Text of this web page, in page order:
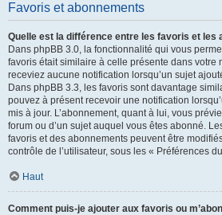
Favoris et abonnements
Quelle est la différence entre les favoris et les
Dans phpBB 3.0, la fonctionnalité qui vous
favoris était similaire à celle présente dans votre
receviez aucune notification lorsqu’un sujet
Dans phpBB 3.3, les favoris sont davantage
pouvez à présent recevoir une notification
mis à jour. L’abonnement, quant à lui, vous
forum ou d’un sujet auquel vous êtes abonné.
favoris et des abonnements peuvent être
contrôle de l’utilisateur, sous les « Préférences
Haut
Comment puis-je ajouter aux favoris ou